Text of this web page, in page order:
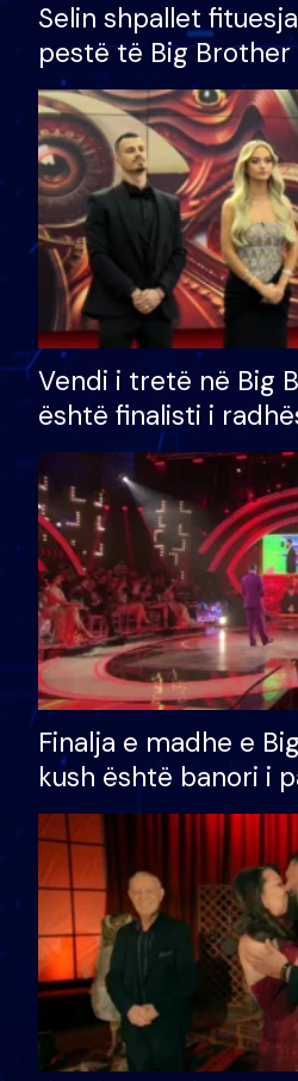
Selin shpallet
pestë të Big Brother
çmimin e madh prej
Vendi i tretë në Big
është finalisti i
Finalja e madhe e
kush është banori i
shtëpinë dhe humb
të fituar çmimin e